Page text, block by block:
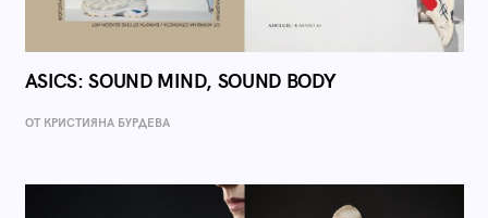
ASICS: SOUND MIND, SOUND BODY
ОТ КРИСТИЯНА БУРДЕВА